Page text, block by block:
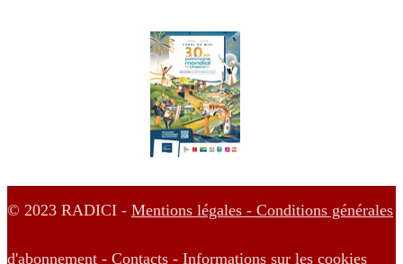
© 2023 RADICI - Mentions légales - Conditions générales
d'abonnement - Contacts - Informations sur les cookies